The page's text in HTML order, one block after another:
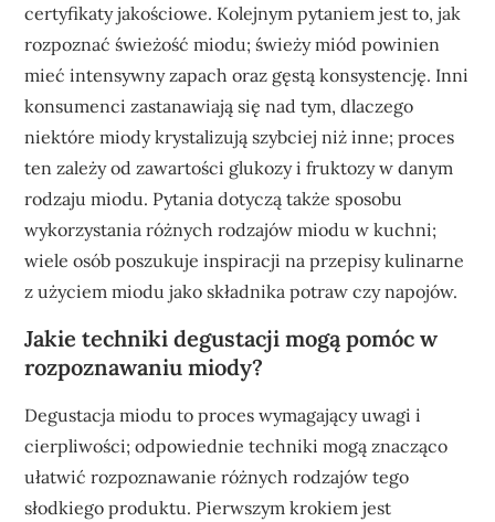
certyfikaty jakościowe. Kolejnym pytaniem jest to, jak
rozpoznać świeżość miodu; świeży miód powinien
mieć intensywny zapach oraz gęstą konsystencję. Inni
konsumenci zastanawiają się nad tym, dlaczego
niektóre miody krystalizują szybciej niż inne; proces
ten zależy od zawartości glukozy i fruktozy w danym
rodzaju miodu. Pytania dotyczą także sposobu
wykorzystania różnych rodzajów miodu w kuchni;
wiele osób poszukuje inspiracji na przepisy kulinarne
z użyciem miodu jako składnika potraw czy napojów.
Jakie techniki degustacji mogą pomóc w
rozpoznawaniu miody?
Degustacja miodu to proces wymagający uwagi i
cierpliwości; odpowiednie techniki mogą znacząco
ułatwić rozpoznawanie różnych rodzajów tego
słodkiego produktu. Pierwszym krokiem jest